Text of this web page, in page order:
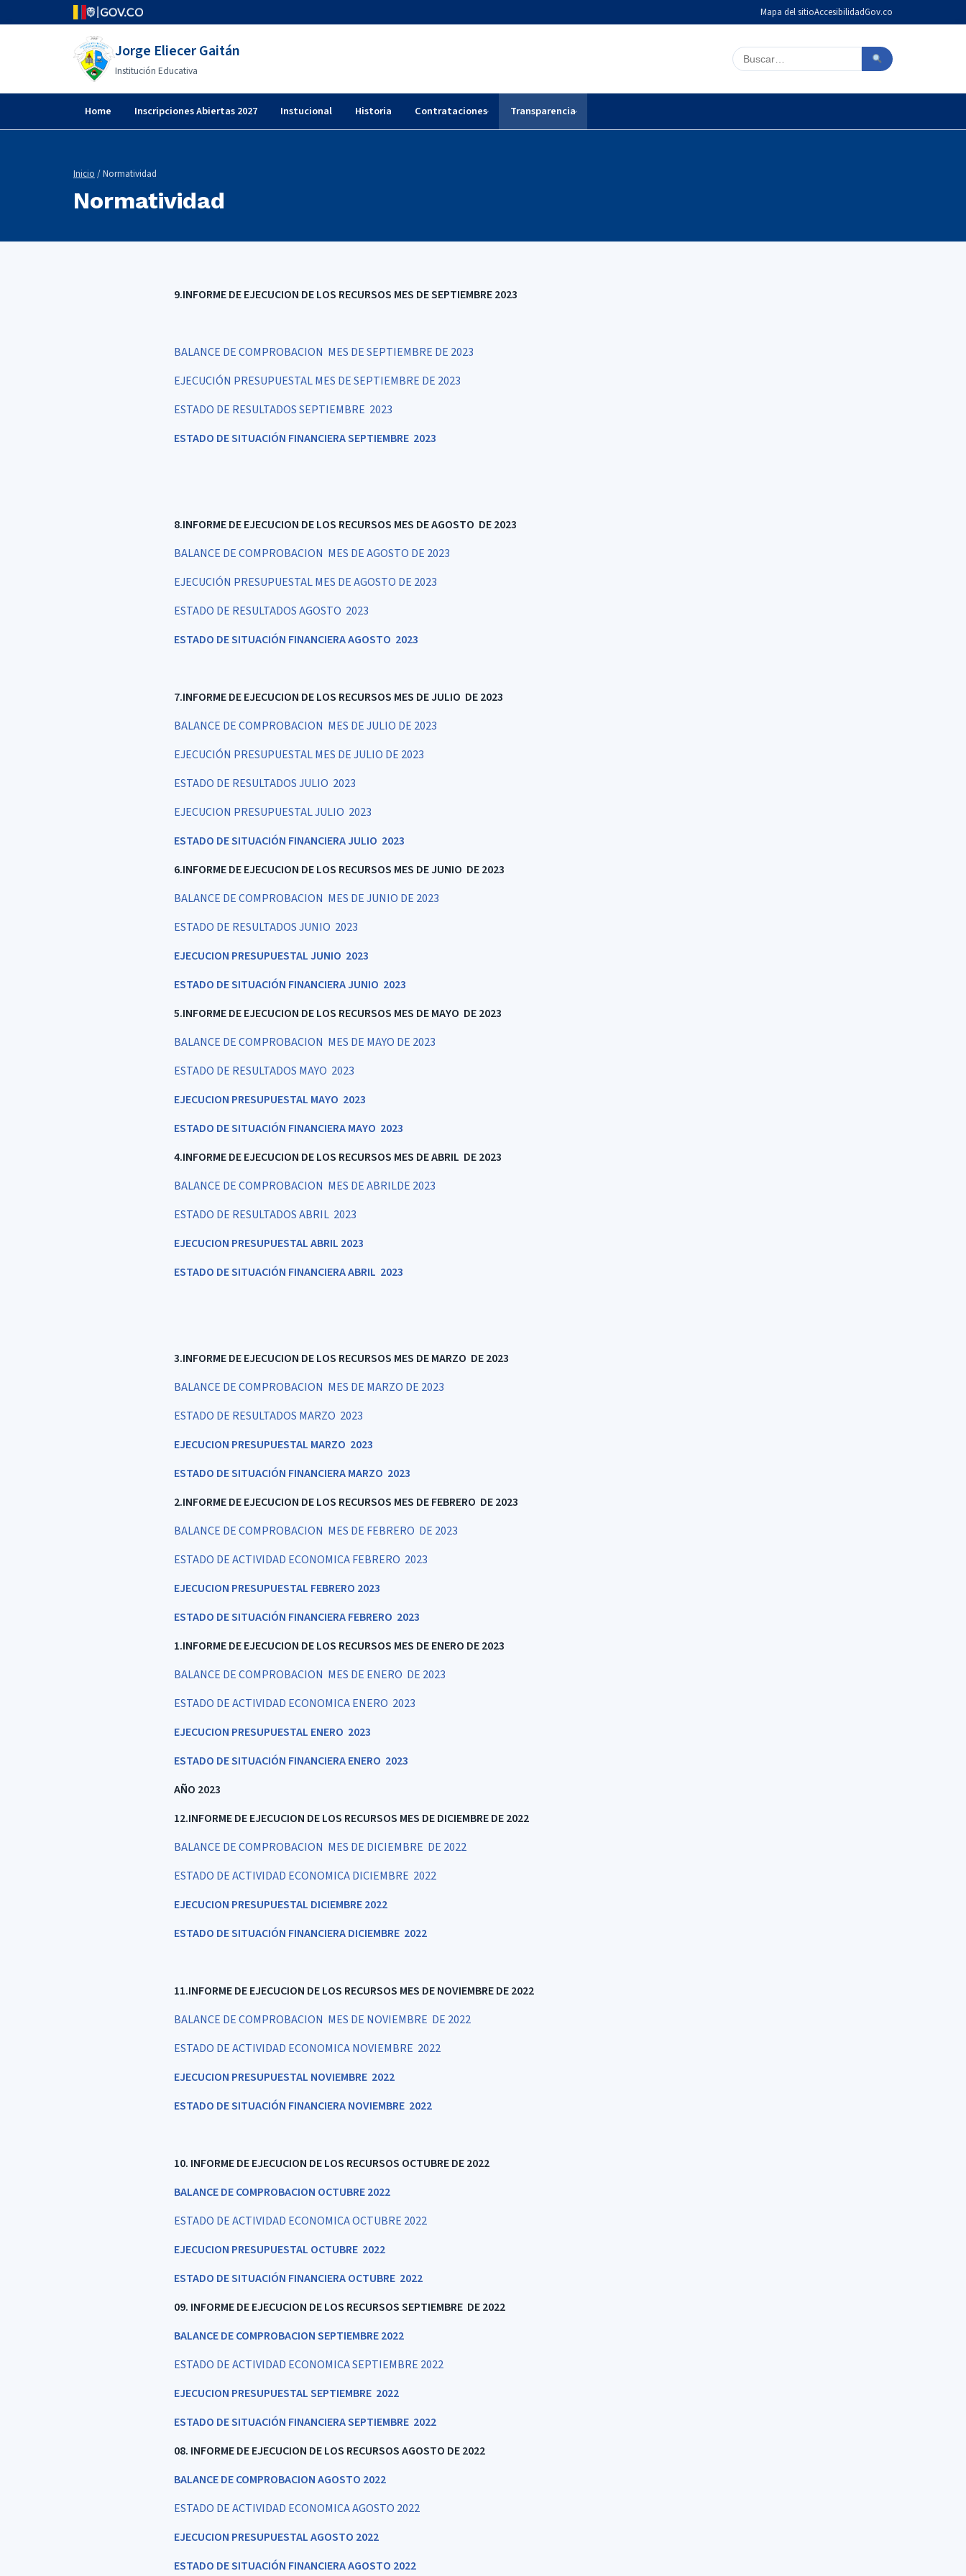
Mapa del sitioAccesibilidadGov.co
Jorge Eliecer Gaitán
Institución Educativa
Buscar en el sitio
Home Inscripciones Abiertas 2027 Instucional Historia Contrataciones Transparencia
Inicio / Normatividad
Normatividad
9.INFORME DE EJECUCION DE LOS RECURSOS MES DE SEPTIEMBRE 2023
BALANCE DE COMPROBACION MES DE SEPTIEMBRE DE 2023
EJECUCIÓN PRESUPUESTAL MES DE SEPTIEMBRE DE 2023
ESTADO DE RESULTADOS SEPTIEMBRE 2023
ESTADO DE SITUACIÓN FINANCIERA SEPTIEMBRE 2023
8.INFORME DE EJECUCION DE LOS RECURSOS MES DE AGOSTO DE 2023
BALANCE DE COMPROBACION MES DE AGOSTO DE 2023
EJECUCIÓN PRESUPUESTAL MES DE AGOSTO DE 2023
ESTADO DE RESULTADOS AGOSTO 2023
ESTADO DE SITUACIÓN FINANCIERA AGOSTO 2023
7.INFORME DE EJECUCION DE LOS RECURSOS MES DE JULIO DE 2023
BALANCE DE COMPROBACION MES DE JULIO DE 2023
EJECUCIÓN PRESUPUESTAL MES DE JULIO DE 2023
ESTADO DE RESULTADOS JULIO 2023
EJECUCION PRESUPUESTAL JULIO 2023
ESTADO DE SITUACIÓN FINANCIERA JULIO 2023
6.INFORME DE EJECUCION DE LOS RECURSOS MES DE JUNIO DE 2023
BALANCE DE COMPROBACION MES DE JUNIO DE 2023
ESTADO DE RESULTADOS JUNIO 2023
EJECUCION PRESUPUESTAL JUNIO 2023
ESTADO DE SITUACIÓN FINANCIERA JUNIO 2023
5.INFORME DE EJECUCION DE LOS RECURSOS MES DE MAYO DE 2023
BALANCE DE COMPROBACION MES DE MAYO DE 2023
ESTADO DE RESULTADOS MAYO 2023
EJECUCION PRESUPUESTAL MAYO 2023
ESTADO DE SITUACIÓN FINANCIERA MAYO 2023
4.INFORME DE EJECUCION DE LOS RECURSOS MES DE ABRIL DE 2023
BALANCE DE COMPROBACION MES DE ABRILDE 2023
ESTADO DE RESULTADOS ABRIL 2023
EJECUCION PRESUPUESTAL ABRIL 2023
ESTADO DE SITUACIÓN FINANCIERA ABRIL 2023
3.INFORME DE EJECUCION DE LOS RECURSOS MES DE MARZO DE 2023
BALANCE DE COMPROBACION MES DE MARZO DE 2023
ESTADO DE RESULTADOS MARZO 2023
EJECUCION PRESUPUESTAL MARZO 2023
ESTADO DE SITUACIÓN FINANCIERA MARZO 2023
2.INFORME DE EJECUCION DE LOS RECURSOS MES DE FEBRERO DE 2023
BALANCE DE COMPROBACION MES DE FEBRERO DE 2023
ESTADO DE ACTIVIDAD ECONOMICA FEBRERO 2023
EJECUCION PRESUPUESTAL FEBRERO 2023
ESTADO DE SITUACIÓN FINANCIERA FEBRERO 2023
1.INFORME DE EJECUCION DE LOS RECURSOS MES DE ENERO DE 2023
BALANCE DE COMPROBACION MES DE ENERO DE 2023
ESTADO DE ACTIVIDAD ECONOMICA ENERO 2023
EJECUCION PRESUPUESTAL ENERO 2023
ESTADO DE SITUACIÓN FINANCIERA ENERO 2023
AÑO 2023
12.INFORME DE EJECUCION DE LOS RECURSOS MES DE DICIEMBRE DE 2022
BALANCE DE COMPROBACION MES DE DICIEMBRE DE 2022
ESTADO DE ACTIVIDAD ECONOMICA DICIEMBRE 2022
EJECUCION PRESUPUESTAL DICIEMBRE 2022
ESTADO DE SITUACIÓN FINANCIERA DICIEMBRE 2022
11.INFORME DE EJECUCION DE LOS RECURSOS MES DE NOVIEMBRE DE 2022
BALANCE DE COMPROBACION MES DE NOVIEMBRE DE 2022
ESTADO DE ACTIVIDAD ECONOMICA NOVIEMBRE 2022
EJECUCION PRESUPUESTAL NOVIEMBRE 2022
ESTADO DE SITUACIÓN FINANCIERA NOVIEMBRE 2022
10. INFORME DE EJECUCION DE LOS RECURSOS OCTUBRE DE 2022
BALANCE DE COMPROBACION OCTUBRE 2022
ESTADO DE ACTIVIDAD ECONOMICA OCTUBRE 2022
EJECUCION PRESUPUESTAL OCTUBRE 2022
ESTADO DE SITUACIÓN FINANCIERA OCTUBRE 2022
09. INFORME DE EJECUCION DE LOS RECURSOS SEPTIEMBRE DE 2022
BALANCE DE COMPROBACION SEPTIEMBRE 2022
ESTADO DE ACTIVIDAD ECONOMICA SEPTIEMBRE 2022
EJECUCION PRESUPUESTAL SEPTIEMBRE 2022
ESTADO DE SITUACIÓN FINANCIERA SEPTIEMBRE 2022
08. INFORME DE EJECUCION DE LOS RECURSOS AGOSTO DE 2022
BALANCE DE COMPROBACION AGOSTO 2022
ESTADO DE ACTIVIDAD ECONOMICA AGOSTO 2022
EJECUCION PRESUPUESTAL AGOSTO 2022
ESTADO DE SITUACIÓN FINANCIERA AGOSTO 2022